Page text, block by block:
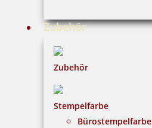
Zubehör
Zubehör
Stempelfarbe
Bürostempelfarbe